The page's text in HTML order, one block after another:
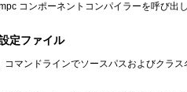
コンポーネントコンパイラーを呼び出
定ファイル
コマンドラインでソースパスおよびクラ